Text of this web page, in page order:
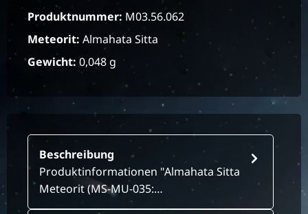
Produktnummer: M03.56.062
Meteorit: Almahata Sitta
Gewicht: 0,048 g
Beschreibung
Produktinformationen "Almahata Sitta
Meteorit (MS-MU-035:…